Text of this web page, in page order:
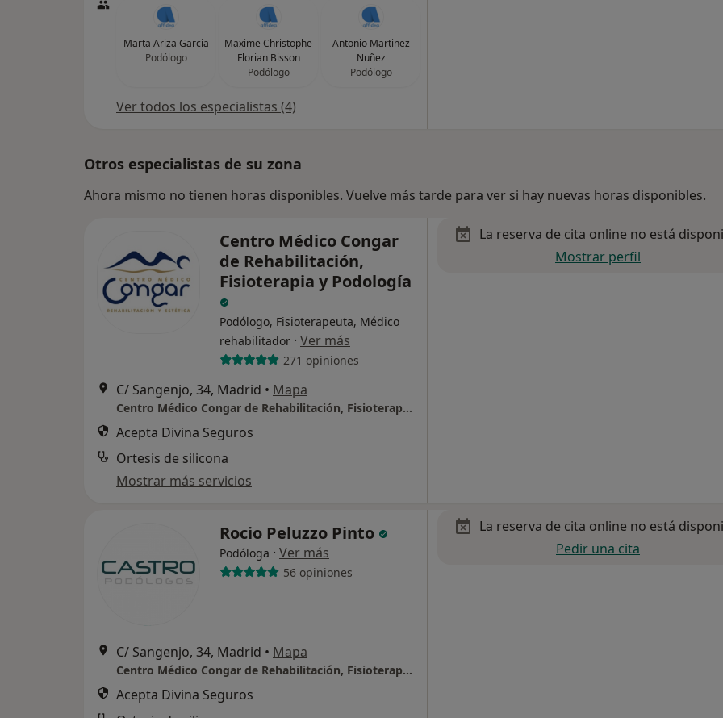
Marta Ariza Garcia
Podólogo
Maxime Christophe
Florian Bisson
Podólogo
Antonio Martinez
Nuñez
Podólogo
Ver todos los especialistas (4)
Otros especialistas de su zona
Ahora mismo no tienen horas disponibles. Vuelve más tarde para ver si hay nuevas horas disponibles.
Centro Médico Congar
de Rehabilitación,
Fisioterapia y Podología
Podólogo, Fisioterapeuta, Médico
rehabilitador · Ver más
271 opiniones
C/ Sangenjo, 34, Madrid • Mapa
Centro Médico Congar de Rehabilitación, Fisioterapia y Podología
Acepta Divina Seguros
Ortesis de silicona
Mostrar más servicios
La reserva de cita online no está
Mostrar perfil
Rocio Peluzzo Pinto
Podóloga · Ver más
56 opiniones
C/ Sangenjo, 34, Madrid • Mapa
Centro Médico Congar de Rehabilitación, Fisioterapia y Podología
Acepta Divina Seguros
La reserva de cita online no está
Pedir una cita